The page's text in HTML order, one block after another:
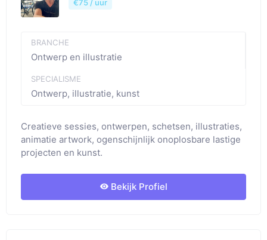
€75 / uur
BRANCHE
Ontwerp en illustratie
SPECIALISME
Ontwerp, illustratie, kunst
Creatieve sessies, ontwerpen, schetsen, illustraties,
animatie artwork, ogenschijnlijk onoplosbare lastige
projecten en kunst.
Bekijk Profiel